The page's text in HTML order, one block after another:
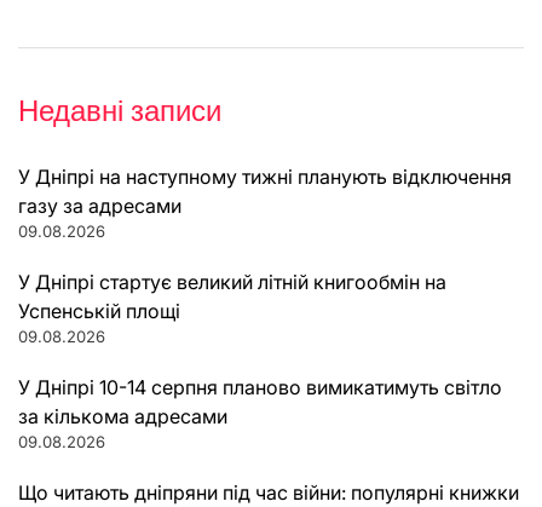
Недавні записи
У Дніпрі на наступному тижні планують відключення
газу за адресами
09.08.2026
У Дніпрі стартує великий літній книгообмін на
Успенській площі
09.08.2026
У Дніпрі 10-14 серпня планово вимикатимуть світло
за кількома адресами
09.08.2026
Що читають дніпряни під час війни: популярні книжки